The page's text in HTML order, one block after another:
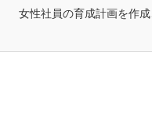
女性社員の育成計画を作